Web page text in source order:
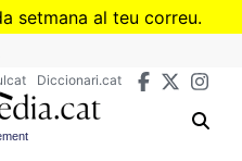
Véssetmana al teu correu.
de Divulcat
Diccionari.cat